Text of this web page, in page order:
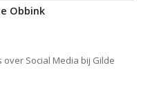
Obbink
Social Media bij Gilde